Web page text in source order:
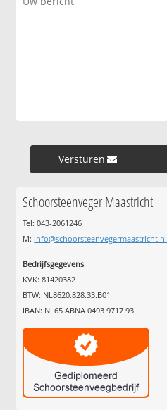
Versturen »
Schoorsteenveger Maastricht
Tel: 043-2061246
M: info@schoorsteenvegermaastricht.nl
Bedrijfsgegevens
KVK: 81420382
BTW: NL8620.828.33.B01
IBAN: NL65 ABNA 0493 9717 93